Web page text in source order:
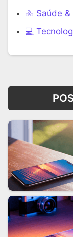
🚴 Saúde
‍💻